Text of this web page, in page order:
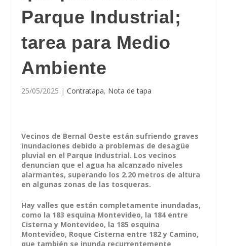
Parque Industrial;
tarea para Medio
Ambiente
25/05/2025 |Contratapa, Nota de tapa
Vecinos de Bernal Oeste están sufriendo graves
inundaciones debido a problemas de desagüe
pluvial en el Parque Industrial. Los vecinos
denuncian que el agua ha alcanzado niveles
alarmantes, superando los 2.20 metros de altura
en algunas zonas de las tosqueras.
Hay valles que están completamente inundadas,
como la 183 esquina Montevideo, la 184 entre
Cisterna y Montevideo, la 185 esquina
Montevideo, Roque Cisterna entre 182 y Camino,
que también se inunda recurrentemente